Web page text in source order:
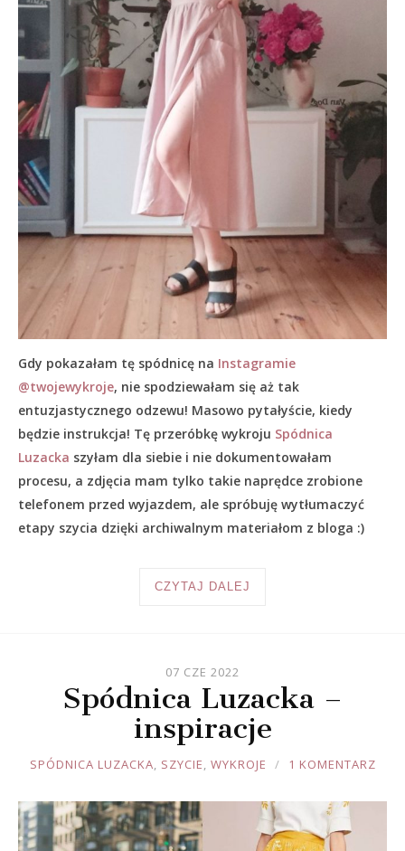
Gdy pokazałam tę spódnicę na Instagramie
@twojewykroje, nie spodziewałam się aż tak
entuzjastycznego odzewu! Masowo pytałyście, kiedy
będzie instrukcja! Tę przeróbkę wykroju Spódnica
Luzacka szyłam dla siebie i nie dokumentowałam
procesu, a zdjęcia mam tylko takie naprędce zrobione
telefonem przed wyjazdem, ale spróbuję wytłumaczyć
etapy szycia dzięki archiwalnym materiałom z bloga :)
CZYTAJ DALEJ
07 CZE 2022
Spódnica Luzacka –
inspiracje
JOULE
SPÓDNICA LUZACKA, SZYCIE, WYKROJE 1 KOMENTARZ